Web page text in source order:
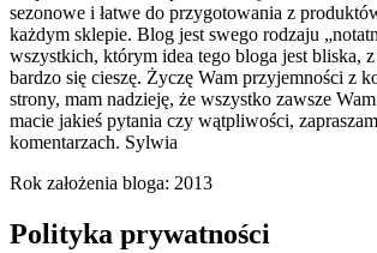
sezonowe i łatwe do przygotowania z
każdym sklepie. Blog jest swego rodzaju
wszystkich, którym idea tego bloga jest bliska,
bardzo się cieszę. Życzę Wam przyjemności z
strony, mam nadzieję, że wszystko zawsze
macie jakieś pytania czy wątpliwości,
komentarzach. Sylwia
Rok założenia bloga: 2013
Polityka prywatności